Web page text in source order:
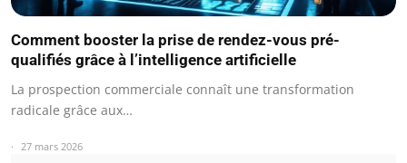
Comment booster la prise de rendez-vous pré-
qualifiés grâce à l’intelligence artificielle
La prospection commerciale connaît une transformation
radicale grâce aux…
27 mars 2026